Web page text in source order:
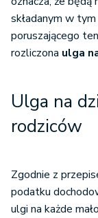
składanym w
poruszającego
rozliczona ulga
Ulga na
rodziców
Zgodnie z
podatku
ulgi na każde